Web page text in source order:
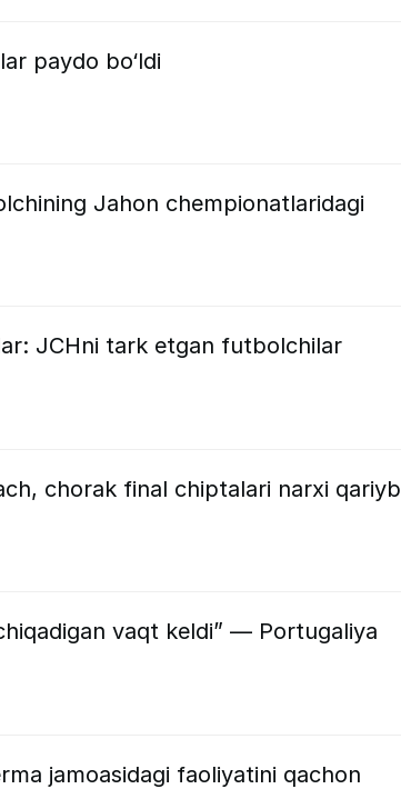
paydo bo‘ldi
Jahon chempionatlaridagi
JCHni tark etgan futbolchilar
chorak final chiptalari narxi qariyb
vaqt keldi” — Portugaliya
jamoasidagi faoliyatini qachon